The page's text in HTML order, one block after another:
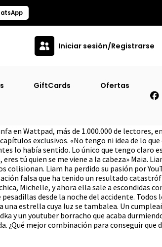
Iniciar sesión/Registrarse
GiftCards Ofertas
Nos Quedemos Sin
en Wattpad, más de 1.000.000 de lectores,
exclusivos. «No tengo ni idea de lo que
lo había sentido. Lo único que tengo claro
eres tú quien se me viene a la cabeza» Maia.
colisionan. Liam ha perdido su pasión por
falsa que ha tenido un resultado
Michelle, y ahora ella sale a escondidas
desde la noche del accidente. Todos
una estrella cuya luz se tambalea. Un
y un youtuber borracho que acaba
¿Qué mejor combinación para conseguir que